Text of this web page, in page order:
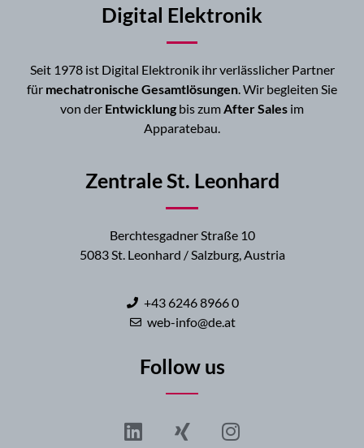
Digital Elektronik
Seit 1978 ist Digital Elektronik ihr verlässlicher Partner
für mechatronische Gesamtlösungen. Wir begleiten Sie
von der Entwicklung bis zumAfter Sales im
Apparatebau.
Zentrale St. Leonhard
Berchtesgadner Straße 10
5083 St. Leonhard / Salzburg, Austria
+43 6246 8966 0
web-info@de.at
Follow us